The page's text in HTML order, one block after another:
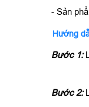
- Sản
Hướng
Bước 1:
Bước 2: